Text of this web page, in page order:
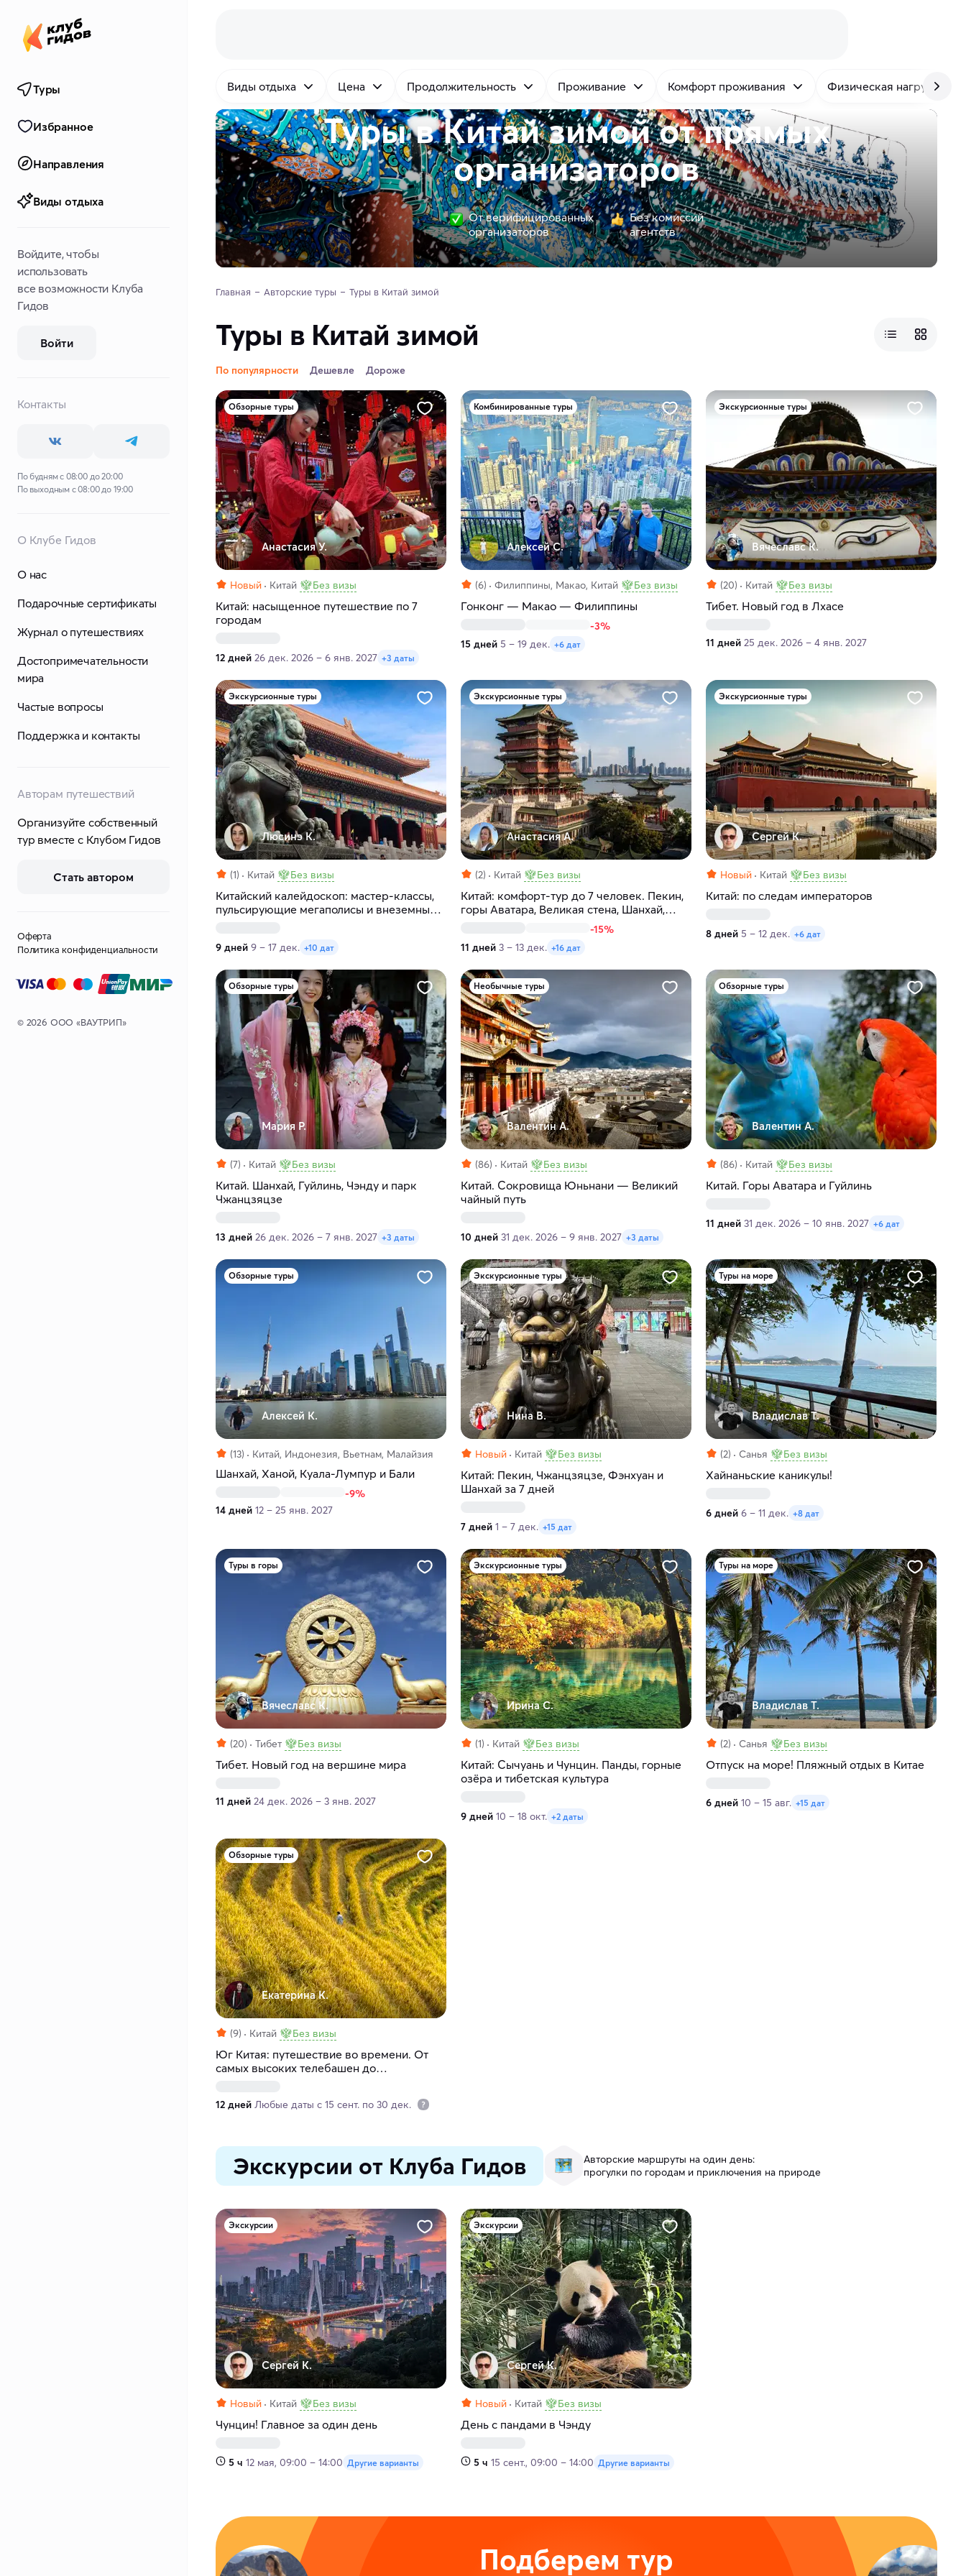
Туры
Избранное
Направления
Виды отдыха
Войдите, чтобы
использовать
все возможности Клуба
Гидов
Войти
Контакты
По будням с 08:00 до 20:00
По выходным с 08:00 до 19:00
О Клубе Гидов
О нас
Подарочные сертификаты
Журнал о путешествиях
Достопримечательности
мира
Частые вопросы
Поддержка и контакты
Авторам путешествий
Организуйте собственный
тур вместе с Клубом Гидов
Стать автором
Оферта
Политика конфиденциальности
© 2026 ООО «ВАУТРИП»
Виды отдыха Цена Продолжительность Проживание Комфорт проживания Физическая нагрузка
Туры в Китай зимой отпрямых
организаторов
От верифицированных
организаторов
Без комиссий
агентств
Главная Авторские туры Туры в Китай зимой
Туры в Китай зимой
По популярности Дешевле Дороже
Обзорные туры
Анастасия У.
Новый Китай Без визы
Китай: насыщенное путешествие по 7
городам
12 дней 26 дек. 2026 – 6 янв. 2027 +3 даты
Комбинированные туры
Алексей С.
(6) Филиппины, Макао, Китай Без визы
Гонконг — Макао — Филиппины
-3%
15 дней 5 – 19 дек. +6 дат
Экскурсионные туры
Вячеславс К.
(20) Китай Без визы
Тибет. Новый год в Лхасе
11 дней 25 дек. 2026 – 4 янв. 2027
Экскурсионные туры
Люсинэ К.
(1) Китай Без визы
Китайский калейдоскоп: мастер-классы,
пульсирующие мегаполисы и внеземные
9 дней 9 – 17 дек. +10 дат
Экскурсионные туры
Анастасия А.
(2) Китай Без визы
Китай: комфорт-тур до 7 человек. Пекин,
горы Аватара, Великая стена, Шанхай,
-15%
11 дней 3 – 13 дек. +16 дат
Экскурсионные туры
Сергей К.
Новый Китай Без визы
Китай: по следам императоров
8 дней 5 – 12 дек. +6 дат
Обзорные туры
Мария Р.
(7) Китай Без визы
Китай. Шанхай, Гуйлинь, Чэнду и парк
Чжанцзяцзе
13 дней 26 дек. 2026 – 7 янв. 2027 +3 даты
Необычные туры
Валентин А.
(86) Китай Без визы
Китай. Cокровища Юньнани — Великий
чайный путь
10 дней 31 дек. 2026 – 9 янв. 2027 +3 даты
Обзорные туры
Валентин А.
(86) Китай Без визы
Китай. Горы Аватара и Гуйлинь
11 дней 31 дек. 2026 – 10 янв. 2027 +6 дат
Обзорные туры
Алексей К.
(13) Китай, Индонезия, Вьетнам, Малайзия
Шанхай, Ханой, Куала-Лумпур и Бали
-9%
14 дней 12 – 25 янв. 2027
Экскурсионные туры
Нина В.
Новый Китай Без визы
Китай: Пекин, Чжанцзяцзе, Фэнхуан и
Шанхай за 7 дней
7 дней 1 – 7 дек. +15 дат
Туры на море
Владислав Т.
(2) Санья Без визы
Хайнаньские каникулы!
6 дней 6 – 11 дек. +8 дат
Туры в горы
Вячеславс К.
(20) Тибет Без визы
Тибет. Новый год на вершине мира
11 дней 24 дек. 2026 – 3 янв. 2027
Экскурсионные туры
Ирина С.
(1) Китай Без визы
Китай: Сычуань и Чунцин. Панды, горные
озёра и тибетская культура
9 дней 10 – 18 окт. +2 даты
Туры на море
Владислав Т.
(2) Санья Без визы
Отпуск на море! Пляжный отдых в Китае
6 дней 10 – 15 авг. +15 дат
Обзорные туры
Екатерина К.
(9) Китай Без визы
Юг Китая: путешествие во времени. От
самых высоких телебашен до
12 дней Любые даты с 15 сент. по 30 дек.
Экскурсии от Клуба Гидов
Авторские маршруты на один день:
прогулки по городам и приключения на природе
Экскурсии
Сергей К.
Новый Китай Без визы
Чунцин! Главное за один день
5 ч 12 мая, 09:00 – 14:00 Другие варианты
Экскурсии
Сергей К.
Новый Китай Без визы
День с пандами в Чэнду
5 ч 15 сент., 09:00 – 14:00 Другие варианты
Подберем тур